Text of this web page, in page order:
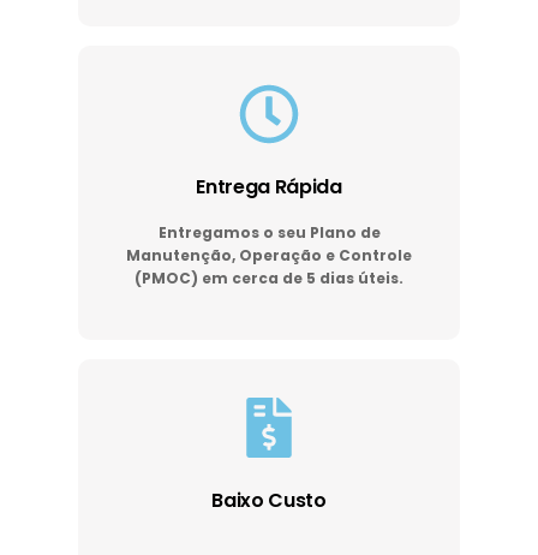
Entrega Rápida
Entregamos o seu Plano de
Manutenção, Operação e Controle
(PMOC) em cerca de 5 dias úteis.
Baixo Custo